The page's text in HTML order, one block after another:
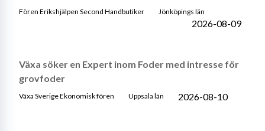
Fören Erikshjälpen Second Handbutiker Jönköpings län
2026-08-09
Växa söker en Expert inom Foder med intresse för
grovfoder
Växa Sverige Ekonomisk fören Uppsala län 2026-08-10